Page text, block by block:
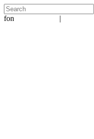
fon |